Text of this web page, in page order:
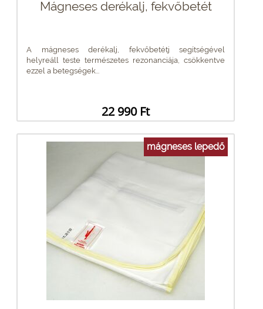
Mágneses derékalj, fekvőbetét
A mágneses derékalj, fekvőbetétj segítségével
helyreáll teste természetes rezonanciája, csökkentve
ezzel a betegségek...
22 990 Ft
mágneses lepedő